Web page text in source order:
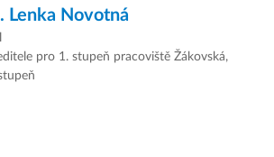
Lenka Novotná
pro 1. stupeň pracoviště Žákovská,